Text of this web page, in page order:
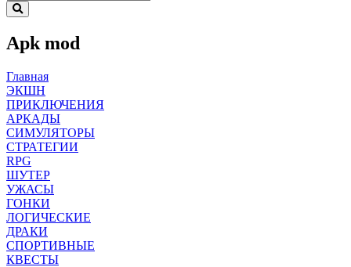
Apk mod
Главная
ЭКШН
ПРИКЛЮЧЕНИЯ
АРКАДЫ
СИМУЛЯТОРЫ
СТРАТЕГИИ
RPG
ШУТЕР
УЖАСЫ
ГОНКИ
ЛОГИЧЕСКИЕ
ДРАКИ
СПОРТИВНЫЕ
КВЕСТЫ